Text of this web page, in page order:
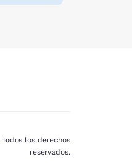
los derechos
reservados.